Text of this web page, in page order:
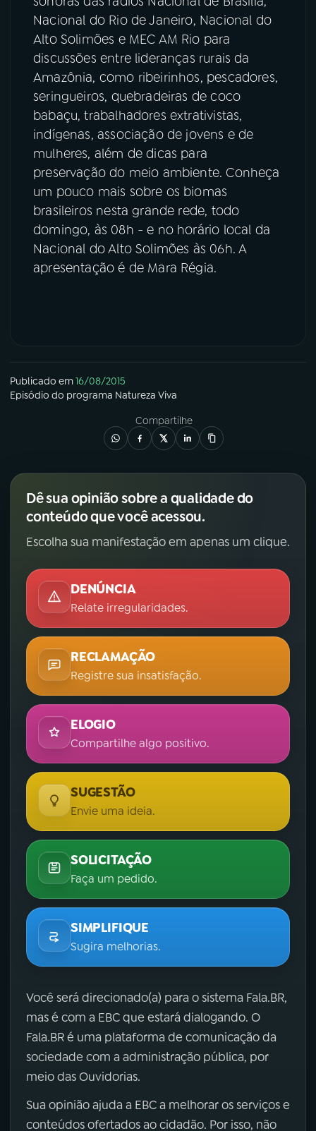
Nacional do Rio de Janeiro, Nacional do
Alto Solimões e MEC AM Rio para
discussões entre lideranças rurais da
Amazônia, como ribeirinhos, pescadores,
seringueiros, quebradeiras de coco
babaçu, trabalhadores extrativistas,
indígenas, associação de jovens e de
mulheres, além de dicas para
preservação do meio ambiente. Conheça
um pouco mais sobre os biomas
brasileiros nesta grande rede, todo
domingo, às 08h - e no horário local da
Nacional do Alto Solimões às 06h. A
apresentação é de Mara Régia.
Publicado em16/08/2015
Episódio do programa Natureza Viva
Compartilhe
Dê sua opinião sobre a qualidade do
conteúdo que você acessou.
Escolha sua manifestação em apenas um clique.
DENÚNCIA
Relate irregularidades.
RECLAMAÇÃO
Registre sua insatisfação.
ELOGIO
Compartilhe algo positivo.
SUGESTÃO
Envie uma ideia.
SOLICITAÇÃO
Faça um pedido.
SIMPLIFIQUE
Sugira melhorias.
Você será direcionado(a) para o sistema Fala.BR,
mas é com a EBC que estará dialogando. O
Fala.BR é uma plataforma de comunicação da
sociedade com a administração pública, por
meio das Ouvidorias.
Sua opinião ajuda a EBC a melhorar os serviços e
conteúdos ofertados ao cidadão. Por isso, não